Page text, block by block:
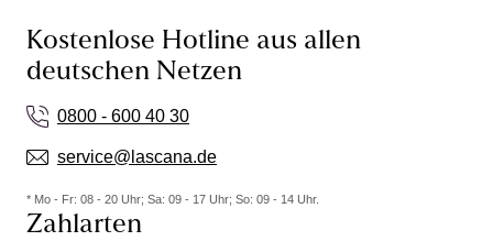
Kostenlose Hotline aus allen
deutschen Netzen
0800 - 600 40 30
service@lascana.de
* Mo - Fr: 08 - 20 Uhr; Sa: 09 - 17 Uhr; So: 09 - 14 Uhr.
Zahlarten